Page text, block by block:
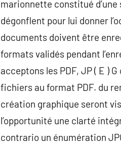
marionnette constitué
dégonflent pour lui donner
documents doivent être
formats validés pendant
acceptons les PDF, JP ( E )
fichiers au format PDF. du
création graphique seront
l’opportunité une clarté
contrario un énumération